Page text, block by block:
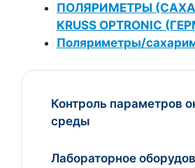
ПОЛЯРИМЕТРЫ
KRUSS OPTRONIC
Поляриметры/
Контроль параметров
среды
Лабораторное